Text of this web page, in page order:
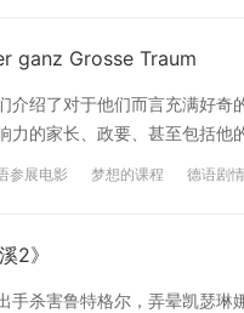
是个女孩。[/cn] 【德国电影
>> 本双语文章的中文翻译
不妥之处，欢迎指正！
内容时，请联系我们，我们
ganz Grosse Traum
介绍了对于他们而言充满好
力的家长、政要、甚至包括他
归沪江德语所有，转载请注明
参展电影 梦想的课程 德语剧
2》
手杀害鲁特格尔，弄晕凯瑟